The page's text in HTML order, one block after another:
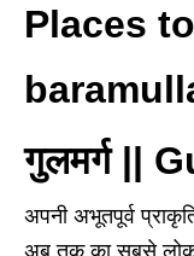
Places
गुलमर्ग ||
अपनी अभूतपूर्व
अब तक का सबसे